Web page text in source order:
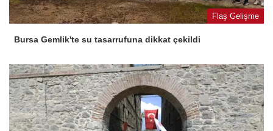
Flaş Gelişme
Bursa Gemlik'te su tasarrufuna dikkat çekildi